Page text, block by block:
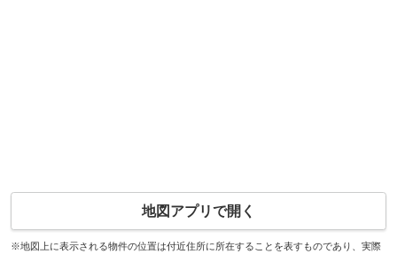
地図アプリで開く
※地図上に表示される物件の位置は付近住所に所在することを表すものであり、実際